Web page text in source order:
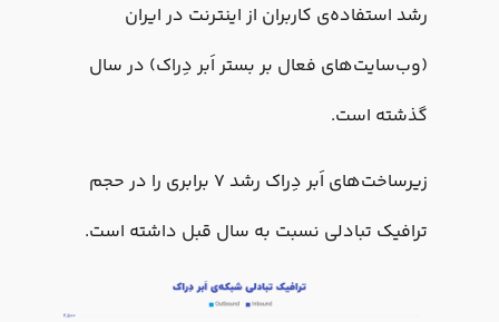
رشد استفاده‌ی کاربران از اینترنت در ایران
(وب‌سایت‌های فعال بر بستر اَبر دِراک) در سال
گذشته است.
زیرساخت‌های اَبر دِراک رشد ۷ برابری را در حجم
ترافیک تبادلی نسبت به سال قبل داشته است.